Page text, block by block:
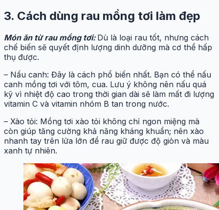
3. Cách dùng rau mồng tơi làm đẹp
Món ăn từ rau mồng tơi: Dù là loại rau tốt, nhưng cách
chế biến sẽ quyết định lượng dinh dưỡng mà cơ thể hấp
thụ được.
– Nấu canh: Đây là cách phổ biến nhất. Bạn có thể nấu
canh mồng tơi với tôm, cua. Lưu ý không nên nấu quá
kỹ vì nhiệt độ cao trong thời gian dài sẽ làm mất đi lượng
vitamin C và vitamin nhóm B tan trong nước.
– Xào tỏi: Mồng tơi xào tỏi không chỉ ngon miệng mà
còn giúp tăng cường khả năng kháng khuẩn; nên xào
nhanh tay trên lửa lớn để rau giữ được độ giòn và màu
xanh tự nhiên.